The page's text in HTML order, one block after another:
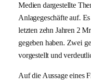
Medien dargestellte
Anlagegeschäfte auf.
letzten zehn Jahren 2
gegeben haben. Zwei
vorgestellt und
Auf die Aussage eines